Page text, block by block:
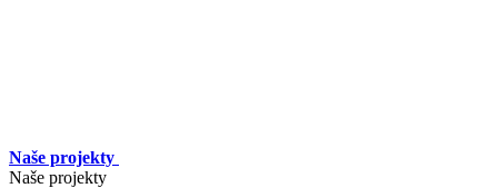
Naše projekty
Naše projekty